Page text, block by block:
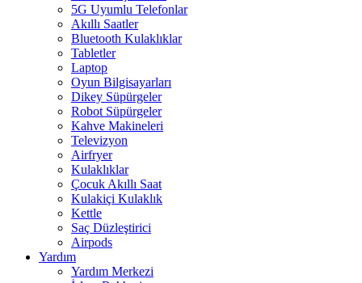
5G Uyumlu Telefonlar
Akıllı Saatler
Bluetooth Kulaklıklar
Tabletler
Laptop
Oyun Bilgisayarları
Dikey Süpürgeler
Robot Süpürgeler
Kahve Makineleri
Televizyon
Airfryer
Kulaklıklar
Çocuk Akıllı Saat
Kulakiçi Kulaklık
Kettle
Saç Düzleştirici
Airpods
Yardım
Yardım Merkezi